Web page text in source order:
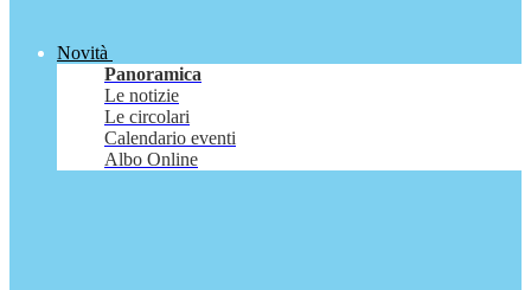
Novità
Panoramica
Le notizie
Le circolari
Calendario eventi
Albo Online